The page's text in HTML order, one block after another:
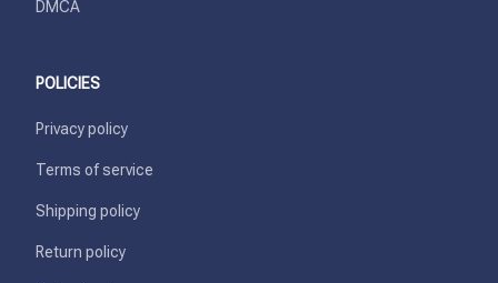
DMCA
POLICIES
Privacy policy
Terms of service
Shipping policy
Return policy